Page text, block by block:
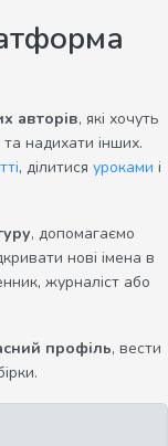
авторів, які хочуть
надихати інших.
, ділитися уроками і
, допомагаємо
нові імена в
журналіст або
профіль, вести